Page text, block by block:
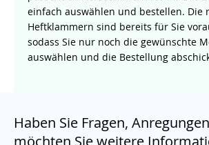
einfach auswählen und bestellen. Die
Heftklammern sind bereits für Sie
sodass Sie nur noch die gewünschte
auswählen und die Bestellung
Haben Sie Fragen,